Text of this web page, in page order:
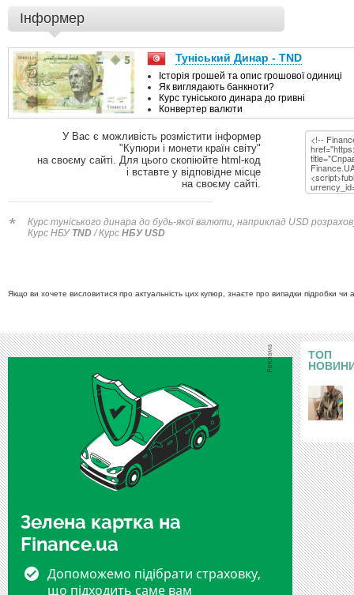
Інформер
У Вас є можливість розмістити інформер
"Купюри і монети країн світу"
на своєму сайті. Для цього скопіюйте html-код
і вставте у відповідне місце
на своєму сайті.
*
Курс туніського динара до будь-якої валюти, наприклад USD
Курс НБУ TND/ Курс НБУ USD
Якщо ви хочете висловитися про актуальність цих купюр, знаєте про випадки підробки
Зелена картка на
Finance.ua
Допоможемо підібрати страховку,
що підходить саме вам
ТОП